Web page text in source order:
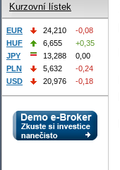
Kurzovní lístek
EUR 24,210
-0,08
HUF
6,655
+0,35
JPY
13,288
0,00
PLN
5,632
-0,24
USD
20,976 -0,18